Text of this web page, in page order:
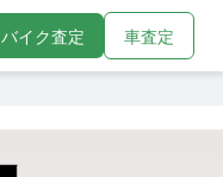
バイク査定 車査定